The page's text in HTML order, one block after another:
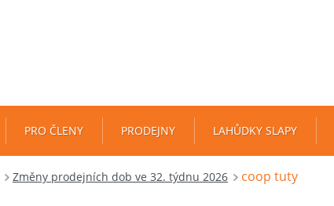
PRO ČLENY PRODEJNY LAHŮDKY SLAPY
Změny prodejních dob ve 32. týdnu 2026 coop tuty